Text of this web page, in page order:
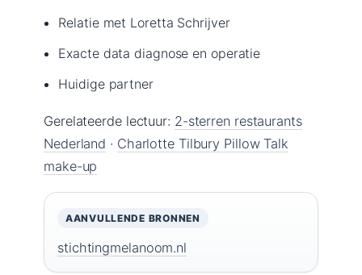
Relatie met Loretta Schrijver
Exacte data diagnose en operatie
Huidige partner
Gerelateerde lectuur: 2-sterren restaurants
Nederland · Charlotte Tilbury Pillow Talk
make-up
AANVULLENDE BRONNEN
stichtingmelanoom.nl